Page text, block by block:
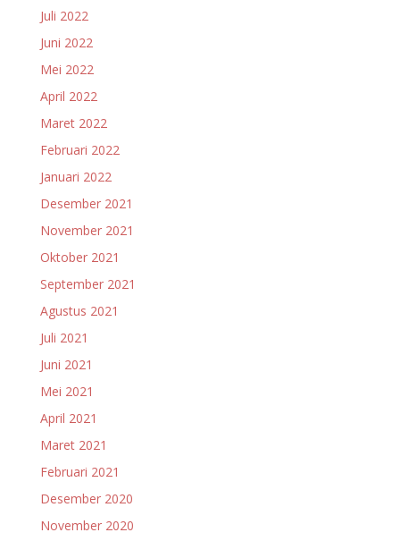
Juli 2022
Juni 2022
Mei 2022
April 2022
Maret 2022
Februari 2022
Januari 2022
Desember 2021
November 2021
Oktober 2021
September 2021
Agustus 2021
Juli 2021
Juni 2021
Mei 2021
April 2021
Maret 2021
Februari 2021
Desember 2020
November 2020